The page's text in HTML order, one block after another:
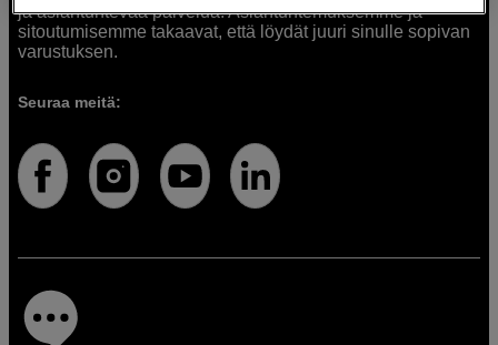
ja asiantuntevaa palvelua. Asiantuntemuksemme ja
sitoutumisemme takaavat, että löydät juuri sinulle sopivan
varustuksen.
Seuraa meitä: